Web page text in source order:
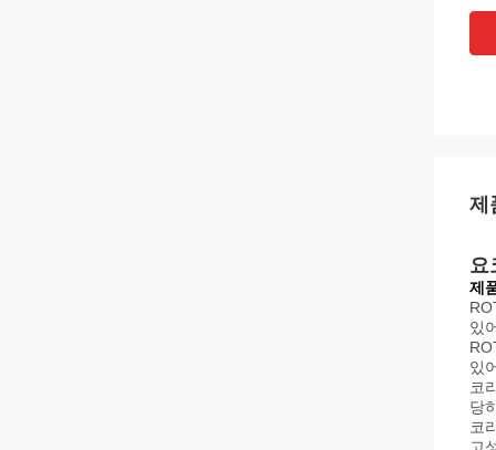
제
제
있
있
코
당
코